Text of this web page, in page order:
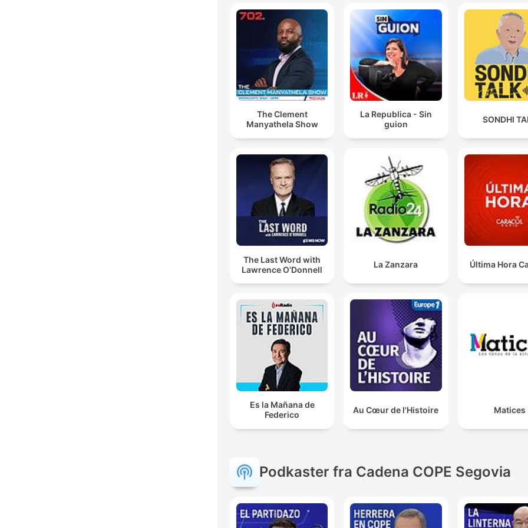
The Clement
Manyathela Show
La Republica - Sin
guion
SONDHI
The Last Word with
Lawrence O’Donnell
La Zanzara Última Hora
Es la Mañana de
Federico
Au Cœur de l'Histoire Matices
Podkaster fra Cadena COPE Segovia